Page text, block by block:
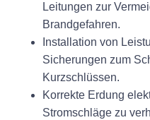
Leitungen zur
Brandgefahren.
Installation von
Sicherungen zum
Kurzschlüssen.
Korrekte Erdung
Stromschläge zu